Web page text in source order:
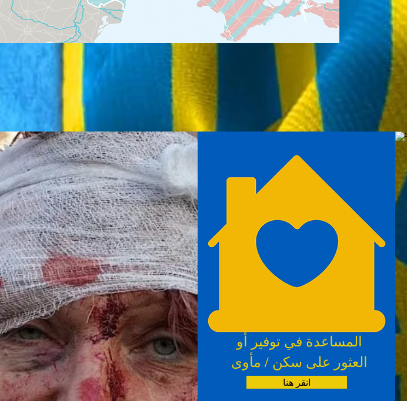
المساعدة في توفير أو
العثور على سكن / مأوى
انقر هنا